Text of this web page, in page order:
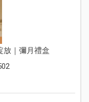
放｜彌月禮盒